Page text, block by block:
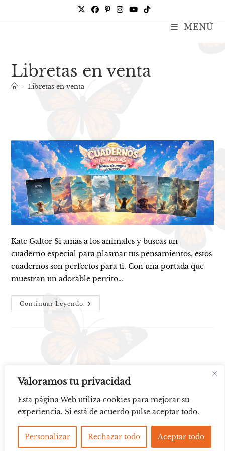
Valoramos tu privacidad
Esta página Web utiliza cookies para mejorar su
experiencia. Si está de acuerdo pulse aceptar todo.
Personalizar Rechazar todo Aceptar todo
MENÚ
Libretas en venta
> Libretas en venta
Kate Galtor Si amas a los animales y buscas un
cuaderno especial para plasmar tus pensamientos, estos
cuadernos son perfectos para ti. Con una portada que
muestran un adorable perrito…
Continuar Leyendo MASCOTAS
ANGELICALES
Aviso legal Política de Cookies
All Rights Reserved © 2025 - 2026, Kate Galtor